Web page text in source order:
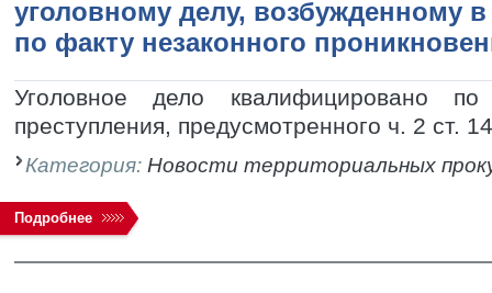
уголовному делу, возбужденному
по факту незаконного
Уголовное дело квалифицировано по
преступления, предусмотренного ч. 2 ст.
Категория: Новости территориальных
Подробнее